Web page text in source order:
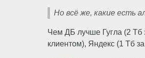
Но всё же, какие есть
Чем ДБ лучше Гугла (2 Тб
клиентом), Яндекс (1 Тб